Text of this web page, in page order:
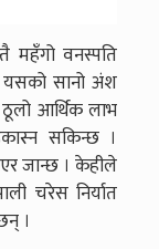
महँगो वनस्पति
यसको सानो अंश
आर्थिक लाभ
सकिन्छ ।
जान्छ । केहीले
चरेस निर्यात
।